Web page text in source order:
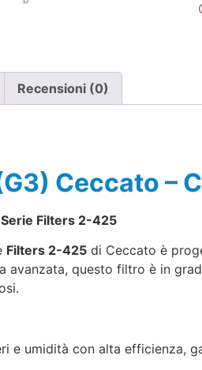
Recensioni (0)
Ceccato –
Filters 2-425
Filters 2-425 di Ceccato è
avanzata, questo filtro è in
e umidità con alta efficienza,